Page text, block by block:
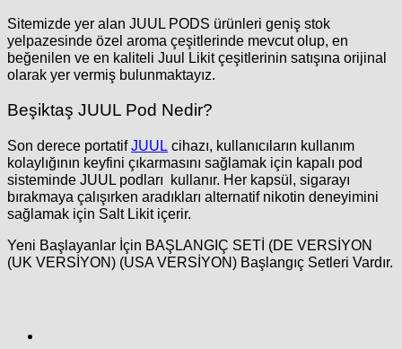
Sitemizde yer alan JUUL PODS ürünleri geniş stok
yelpazesinde özel aroma çeşitlerinde mevcut olup, en
beğenilen ve en kaliteli Juul Likit çeşitlerinin satışına orijinal
olarak yer vermiş bulunmaktayız.
Beşiktaş JUUL Pod Nedir?
Son derece portatifJUUL cihazı, kullanıcıların kullanım
kolaylığının keyfini çıkarmasını sağlamak için kapalı pod
sisteminde JUUL podları kullanır. Her kapsül, sigarayı
bırakmaya çalışırken aradıkları alternatif nikotin deneyimini
sağlamak için Salt Likit içerir.
Yeni Başlayanlar İçin BAŞLANGIÇ SETİ (DE VERSİYON
(UK VERSİYON) (USA VERSİYON) Başlangıç Setleri Vardır.